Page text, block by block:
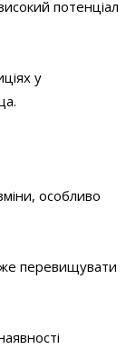
потенціал
у
особливо
перевищувати